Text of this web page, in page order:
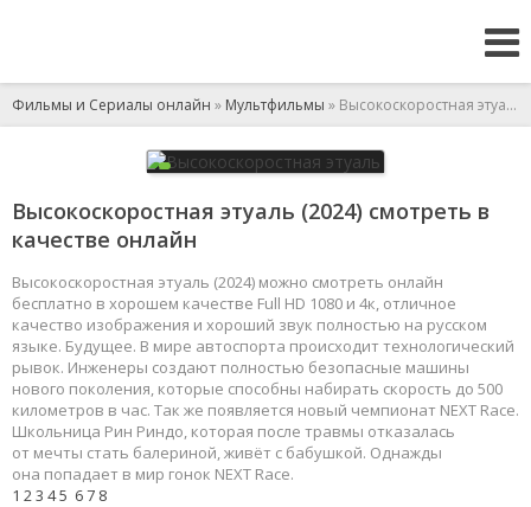
Фильмы и Сериалы онлайн » Мультфильмы » Высокоскоростная этуаль
Высокоскоростная этуаль (2024) смотреть в
качестве онлайн
Высокоскоростная этуаль (2024) можно смотреть онлайн
бесплатно в хорошем качестве Full HD 1080 и 4к, отличное
качество изображения и хороший звук полностью на русском
языке. Будущее. В мире автоспорта происходит технологический
рывок. Инженеры создают полностью безопасные машины
нового поколения, которые способны набирать скорость до 500
километров в час. Так же появляется новый чемпионат NEXT Race.
Школьница Рин Риндо, которая после травмы отказалась
от мечты стать балериной, живёт с бабушкой. Однажды
она попадает в мир гонок NEXT Race.
1 23 45 67 8